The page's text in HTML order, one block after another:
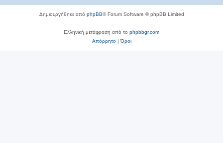
Δημιουργήθηκε από phpBB® Forum Software © phpBB Limited
Ελληνική μετάφραση από το phpbbgr.com
Απόρρητο|Όροι